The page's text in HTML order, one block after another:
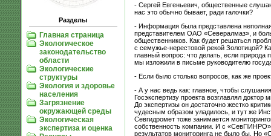
Разделы
Главная страница
Экологическое
законодательство
области
Экологические
структуры
Экология и здоровье
населения
Загрязнение
окружающей среды
Экологическая
экспертиза и оценка
- Сергей Евгеньевич, общественные
нас это обычно бывает, ради галочки?
- Информация была представлена
представителем ОАО «Севералмаз», и
общественников. Как будет решаться
с семужье-нерестовой рекой Золотицой?
главный вопрос: что делать, если природа
мы изложили в письме руководителю
- Если было столько вопросов, как же
- А у нас ведь как: главное, чтобы
Госэкспертизу проекта возглавлял
До экспертизы он достаточно жестко
чудесным образом уладилось, и тут же
Севгидромет тоже занимается
собственность компании. И с «СевПИНРО»
результатов мониторинга не было бы. Но